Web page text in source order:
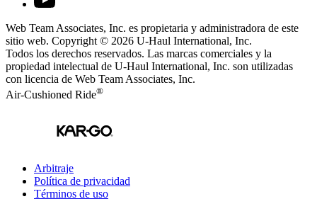
Web Team Associates, Inc. es propietaria y administradora de este
sitio web. Copyright © 2026 U-Haul International, Inc.
Todos los derechos reservados. Las marcas comerciales y la
propiedad intelectual de U-Haul International, Inc. son utilizadas
con licencia de Web Team Associates, Inc.
Air-Cushioned Ride®
Arbitraje
Política de privacidad
Términos de uso